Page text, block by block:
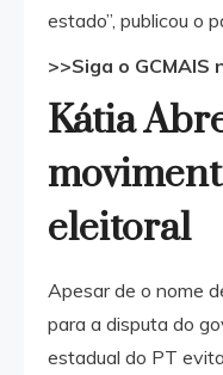
estado”, publicou o
>>Siga o GCMAIS
Kátia
eleitoral
Apesar de o nome
para a disputa do
estadual do PT